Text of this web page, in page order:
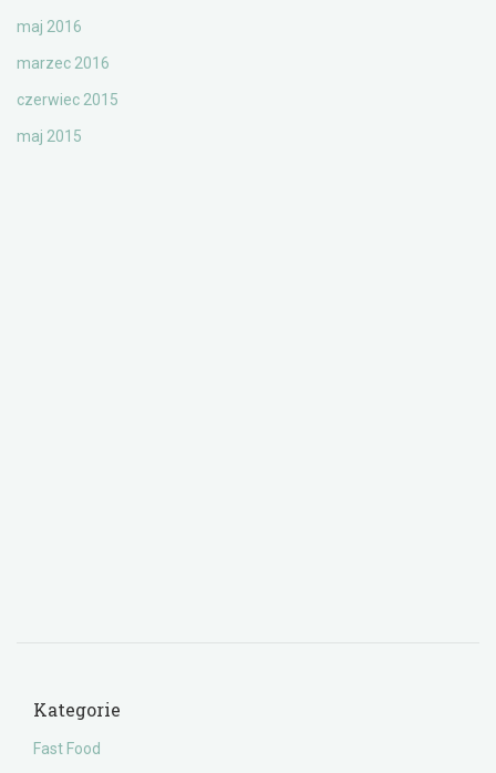
maj 2016
marzec 2016
czerwiec 2015
maj 2015
Kategorie
Fast Food